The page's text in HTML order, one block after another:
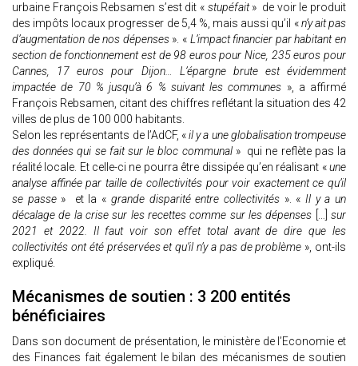
urbaine François Rebsamen s’est dit « stupéfait» de voir le produit
des impôts locaux progresser de 5,4 %, mais aussi qu’il «n’y ait pas
d’augmentation de nos dépenses». « L’impact financier par habitant en
section de fonctionnement est de 98 euros pour Nice, 235 euros pour
Cannes, 17 euros pour Dijon… L’épargne brute est évidemment
impactée de 70 % jusqu’à 6 % suivant les communes », a affirmé
François Rebsamen, citant des chiffres reflétant la situation des 42
villes de plus de 100 000 habitants.
Selon les représentants de l’AdCF, «il y a une globalisation trompeuse
des données qui se fait sur le bloc communal » qui ne reflète pas la
réalité locale. Et celle-ci ne pourra être dissipée qu’en réalisant «une
analyse affinée par taille de collectivités pour voir exactement ce qu’il
se passe» et la « grande disparité entre collectivités». « Il y a un
décalage de la crise sur les recettes comme sur les dépenses […]sur
2021 et 2022. Il faut voir son effet total avant de dire que les
collectivités ont été préservées et qu’il n’y a pas de problème », ont-ils
expliqué.
Mécanismes de soutien : 3 200 entités
bénéficiaires
Dans son document de présentation, le ministère de l’Economie et
des Finances fait également le bilan des mécanismes de soutien